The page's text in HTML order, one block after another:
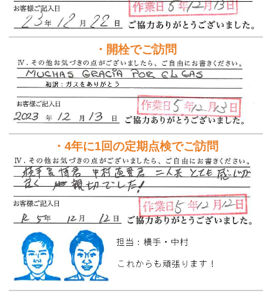
・開栓でご訪問
・4年に1回の定期点検でご訪問